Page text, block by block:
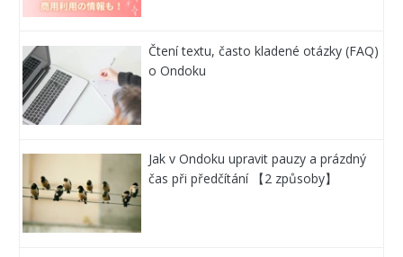
Čtení textu, často kladené otázky (FAQ)
o Ondoku
Jak v Ondoku upravit pauzy a prázdný
čas při předčítání 【2 způsoby】